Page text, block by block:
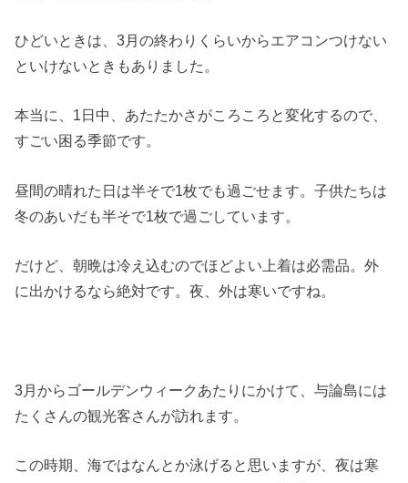
ひどいときは、3月の終わりくらいからエアコンつけない
といけないときもありました。
本当に、1日中、あたたかさがころころと変化するので、
すごい困る季節です。
昼間の晴れた日は半そで1枚でも過ごせます。子供たちは
冬のあいだも半そで1枚で過ごしています。
だけど、朝晩は冷え込むのでほどよい上着は必需品。外
に出かけるなら絶対です。夜、外は寒いですね。
3月からゴールデンウィークあたりにかけて、与論島には
たくさんの観光客さんが訪れます。
この時期、海ではなんとか泳げると思いますが、夜は寒